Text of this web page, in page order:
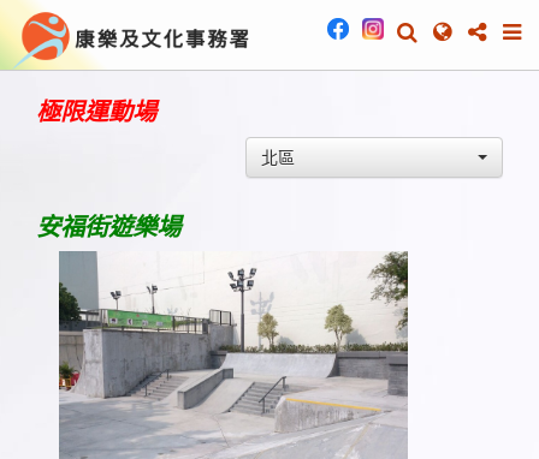
極限運動場
北區
安福街遊樂場